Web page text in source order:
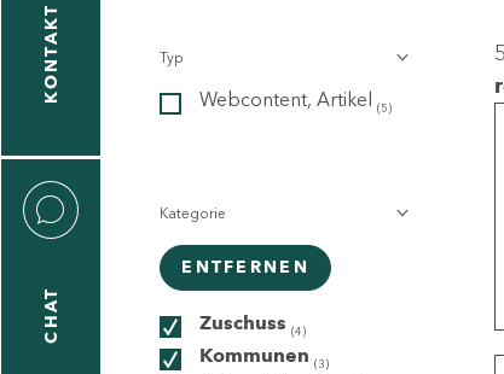
KONTAKT
CHAT
Typ
Webcontent, Artikel (5)
Kategorie
ENTFERNEN
Zuschuss (4)
Kommunen (3)